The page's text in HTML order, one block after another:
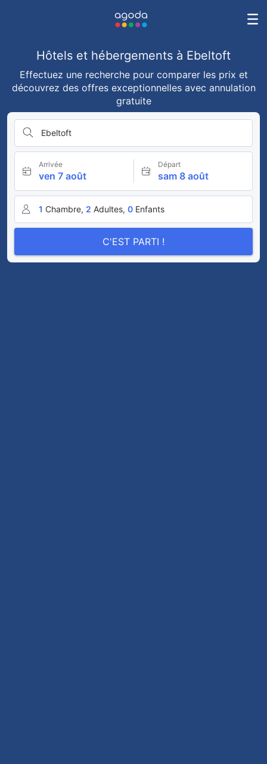
Hôtels et hébergements à Ebeltoft
Effectuez une recherche pour comparer les prix et
découvrez des offres exceptionnelles avec annulation
gratuite
Ebeltoft
Arrivée
ven 7 août
Départ
sam 8 août
1 Chambre, 2 Adultes, 0 Enfants
C'EST PARTI !